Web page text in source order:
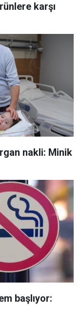
karşı
nakli: Minik
başlıyor: